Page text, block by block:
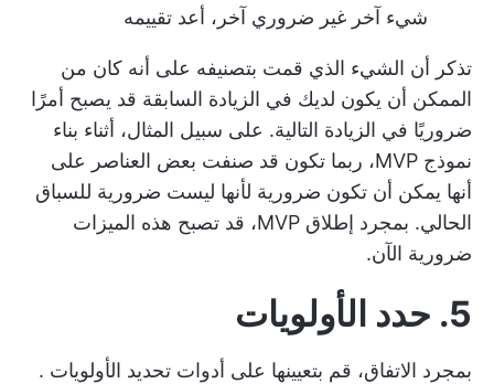
شيء آخر غير ضروري آخر، أعد تقييمه
تذكر أن الشيء الذي قمت بتصنيفه على أنه كان من
الممكن أن يكون لديك في الزيادة السابقة قد يصبح أمرًا
ضروريًا في الزيادة التالية. على سبيل المثال، أثناء بناء
نموذج MVP، ربما تكون قد صنفت بعض العناصر على
أنها يمكن أن تكون ضرورية لأنها ليست ضرورية للسباق
الحالي. بمجرد إطلاق MVP، قد تصبح هذه الميزات
ضرورية الآن.
5. حدد الأولويات
بمجرد الاتفاق، قم بتعيينها على أدوات تحديد الأولويات .